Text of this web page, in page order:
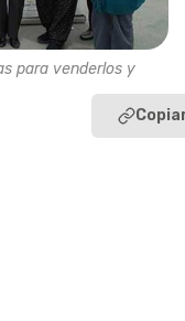
para venderlos y